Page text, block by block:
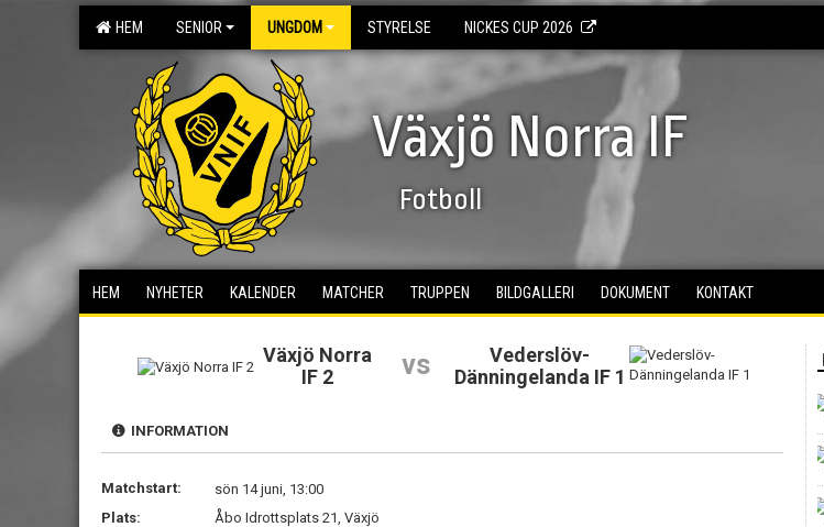
HEM SENIOR UNGDOM STYRELSE NICKES CUP 2026
Växjö Norra IF
Fotboll
HEM NYHETER KALENDER MATCHER TRUPPEN BILDGALLERI DOKUMENT KONTAKT
Växjö Norra
IF 2
vs
Vederslöv-
Dänningelanda IF 1
INFORMATION
Matchstart:
sön 14 juni, 13:00
Plats:
Åbo Idrottsplats 21, Växjö